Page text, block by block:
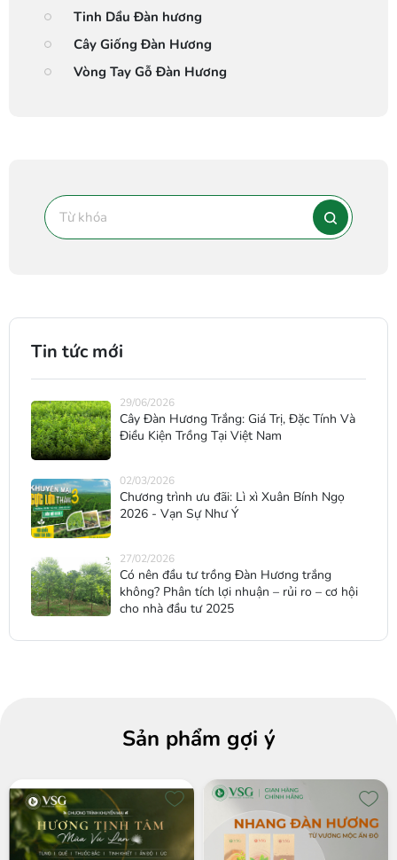
Tinh Dầu Đàn hương
Cây Giống Đàn Hương
Vòng Tay Gỗ Đàn Hương
Tin tức mới
29/06/2026
Cây Đàn Hương Trắng: Giá Trị, Đặc Tính Và
Điều Kiện Trồng Tại Việt Nam
02/03/2026
Chương trình ưu đãi: Lì xì Xuân Bính Ngọ
2026 - Vạn Sự Như Ý
27/02/2026
Có nên đầu tư trồng Đàn Hương trắng
không? Phân tích lợi nhuận – rủi ro – cơ hội
cho nhà đầu tư 2025
Sản phẩm gợi ý